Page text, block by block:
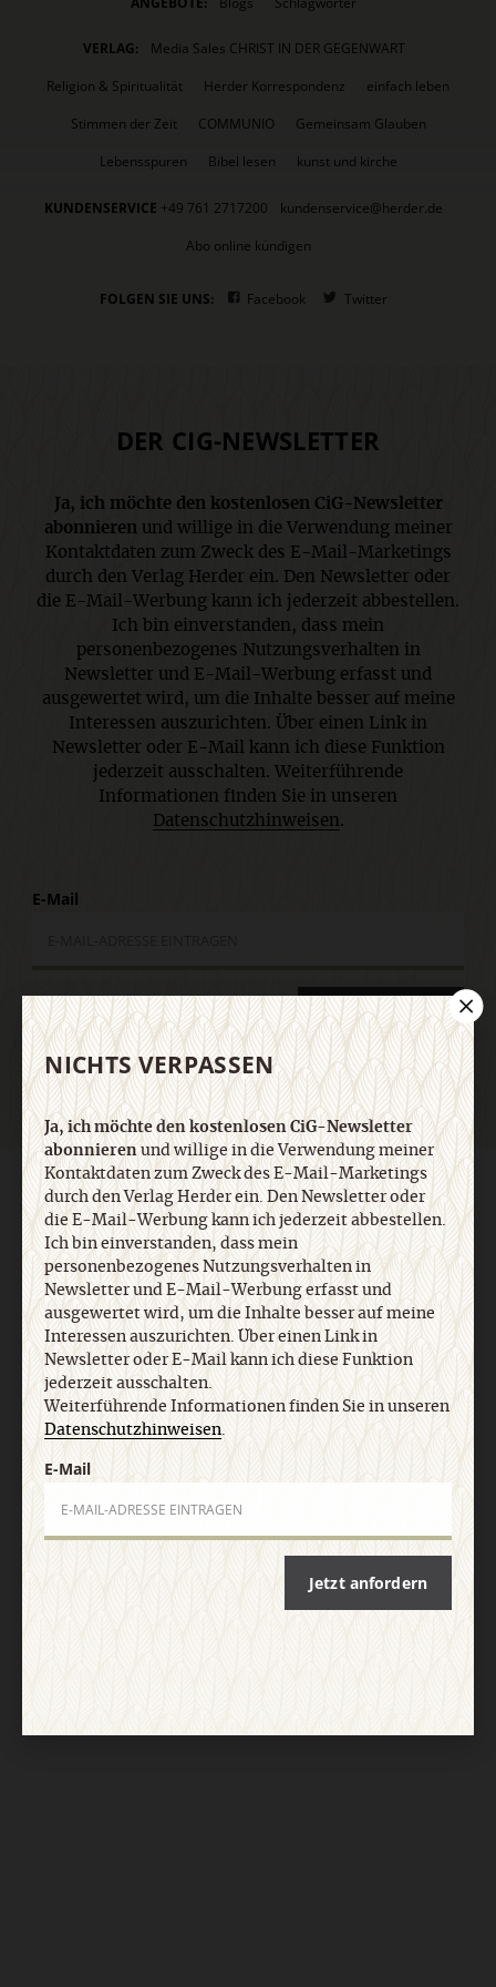
VERLAG:
Media Sales CHRIST IN DER GEGENWART
Religion & Spiritualität
Herder Korrespondenz
einfach leben
Stimmen der Zeit
COMMUNIO
Gemeinsam Glauben
Lebensspuren
Bibel lesen kunst und kirche
KUNDENSERVICE +49 761 2717200
kundenservice@herder.de
Abo online kündigen
FOLGEN SIE UNS: Facebook Twitter
DER CIG-NEWSLETTER
Ja, ich möchte den kostenlosen CiG-Newsletter
abonnieren und willige in die Verwendung meiner
Kontaktdaten zum Zweck des E-Mail-Marketings
durch den Verlag Herder ein. Den Newsletter oder
die E-Mail-Werbung kann ich jederzeit abbestellen.
Ich bin einverstanden, dass mein
personenbezogenes Nutzungsverhalten in
Newsletter und E-Mail-Werbung erfasst und
ausgewertet wird, um die Inhalte besser auf meine
Interessen auszurichten. Über einen Link in
Newsletter oder E-Mail kann ich diese Funktion
jederzeit ausschalten. Weiterführende
Informationen finden Sie in unseren
Datenschutzhinweisen .
E-Mail
Jetzt anmelden
AGB und Widerrufsbelehrung Datenschutz
Barrierefreiheit
Impressum
Vertrag widerrufen Abo online kündigen
NICHTS VERPASSEN
Ja, ich möchte den kostenlosen CiG-Newsletter
abonnierenund willige in die Verwendung meiner
Kontaktdaten zum Zweck des E-Mail-Marketings
durch den Verlag Herder ein. Den Newsletter oder
die E-Mail-Werbung kann ich jederzeit abbestellen.
Ich bin einverstanden, dass mein
personenbezogenes Nutzungsverhalten in
Newsletter und E-Mail-Werbung erfasst und
ausgewertet wird, um die Inhalte besser auf meine
Interessen auszurichten. Über einen Link in
Newsletter oder E-Mail kann ich diese Funktion
jederzeit ausschalten.
Weiterführende Informationen finden Sie in unseren
Datenschutzhinweisen.
E-Mail
Jetzt anfordern